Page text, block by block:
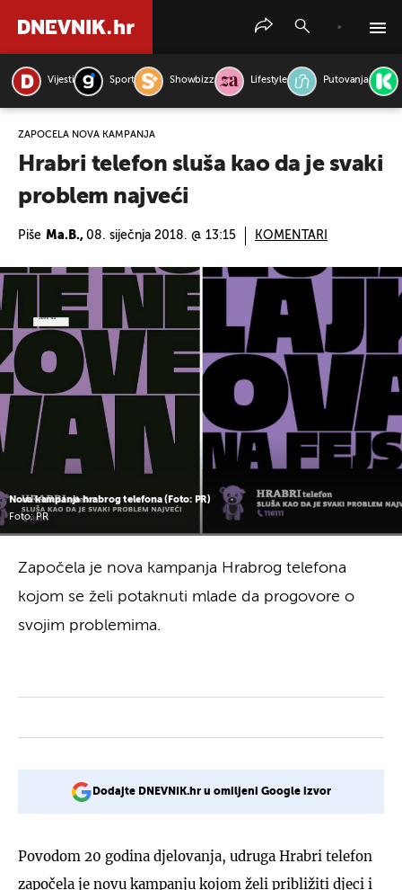
Vijesti Sport Showbizz Lifestyle Putovanja
ZAPOČELA NOVA KAMPANJA
Hrabri telefon sluša kao da je svaki
problem najveći
Piše Ma.B., 08. siječnja 2018. @ 13:15 KOMENTARI
Nova kampanja hrabrog telefona (Foto: PR)
Foto: PR
Započela je nova kampanja Hrabrog telefona
kojom se želi potaknuti mlade da progovore o
svojim problemima.
Dodajte DNEVNIK.hr u omiljeni Google izvor
Povodom 20 godina djelovanja, udruga Hrabri telefon
započela je novu kampanju kojom želi približiti djeci i
PRETRAŽITE VIJESTI